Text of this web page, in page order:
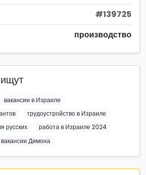
#139725
производство
вакансии в Израиле
трудоустройство в Израиле
русских
работа в Израиле 2024
вакансии Димона